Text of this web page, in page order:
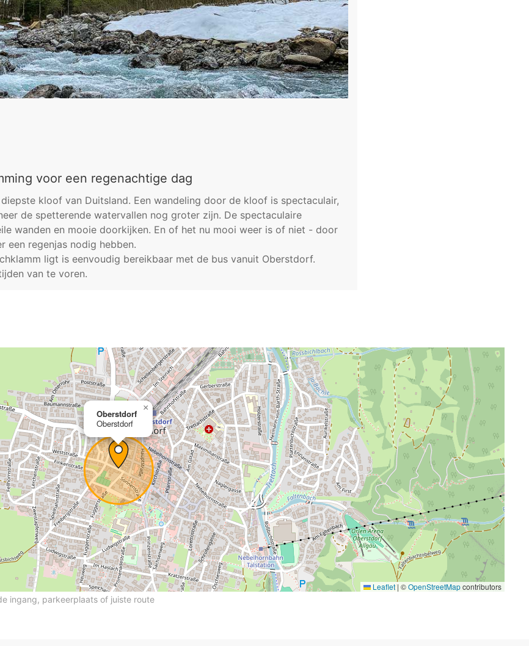
voor een regenachtige dag
kloof van Duitsland. Een wandeling door de kloof is spectaculair,
de spetterende watervallen nog groter zijn. De spectaculaire
wanden en mooie doorkijken. En of het nu mooi weer is of niet - door
een regenjas nodig hebben.
ligt is eenvoudig bereikbaar met de bus vanuit Oberstdorf.
van te voren.
Oberstdorf
Oberstdorf
×
Leaflet | ©OpenStreetMapcontributors
ingang, parkeerplaats of juiste route